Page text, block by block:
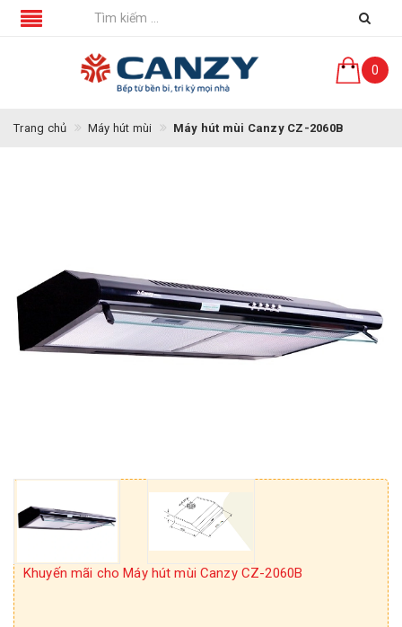
0
Trang chủ Máy hút mùi Máy hút mùi Canzy CZ-2060B
Khuyến mãi cho Máy hút mùi Canzy CZ-2060B